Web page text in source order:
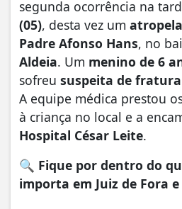
segunda ocorrência na
(05), desta vez um
Padre Afonso Hans, no
Aldeia. Um menino de 6
sofreu suspeita de fratura
A equipe médica prestou
à criança no local e a
Hospital César Leite.
🔍 Fique por dentro do
importa em Juiz de Fora